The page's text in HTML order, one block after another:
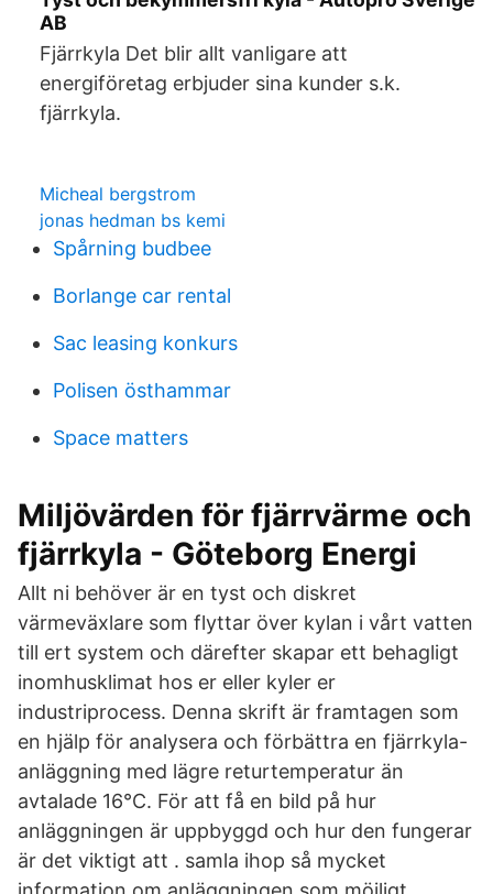
AB
Fjärrkyla Det blir allt vanligare att
energiföretag erbjuder sina kunder s.k.
fjärrkyla.
Micheal bergstrom
jonas hedman bs kemi
Spårning budbee
Borlange car rental
Sac leasing konkurs
Polisen östhammar
Space matters
Miljövärden för fjärrvärme och
fjärrkyla - Göteborg Energi
Allt ni behöver är en tyst och diskret
värmeväxlare som flyttar över kylan i vårt vatten
till ert system och därefter skapar ett behagligt
inomhusklimat hos er eller kyler er
industriprocess. Denna skrift är framtagen som
en hjälp för analysera och förbättra en fjärrkyla-
anläggning med lägre returtemperatur än
avtalade 16°C. För att få en bild på hur
anläggningen är uppbyggd och hur den fungerar
är det viktigt att . samla ihop så mycket